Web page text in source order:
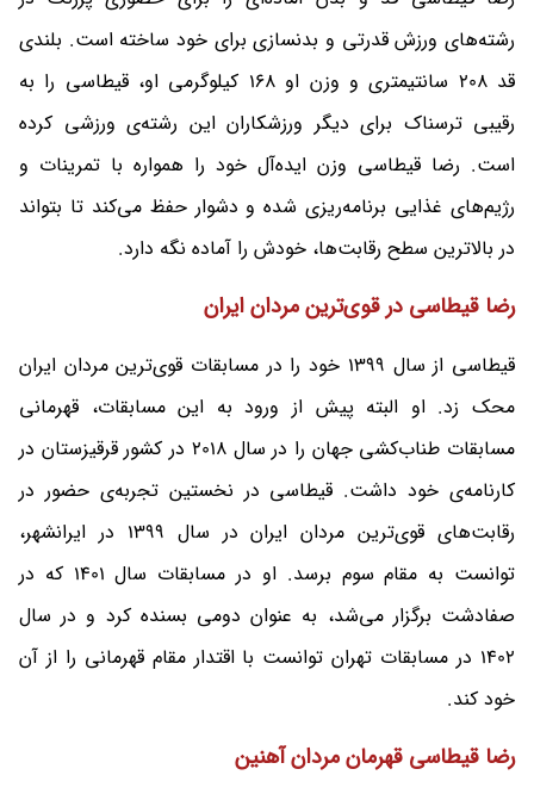
رشته‌های ورزش قدرتی و بدنسازی برای خود ساخته است. بلندی
قد 208 سانتیمتری و وزن او 168 کیلوگرمی او، قیطاسی را به
رقیبی ترسناک برای دیگر ورزشکاران این رشته‌ی ورزشی کرده
است. رضا قیطاسی وزن ایده‌آل خود را همواره با تمرینات و
رژیم‌های غذایی برنامه‌ریزی شده و دشوار حفظ می‌کند تا بتواند
در بالاترین سطح رقابت‌ها، خودش را آماده نگه دارد.
رضا قیطاسی در قوی‌ترین مردان ایران
قیطاسی از سال 1399 خود را در مسابقات قوی‌ترین مردان ایران
محک زد. او البته پیش از ورود به این مسابقات، قهرمانی
مسابقات طناب‌کشی جهان را در سال 2018 در کشور قرقیزستان در
کارنامه‌ی خود داشت. قیطاسی در نخستین تجربه‌ی حضور در
رقابت‌های قوی‌ترین مردان ایران در سال 1399 در ایرانشهر،
توانست به مقام سوم برسد. او در مسابقات سال 1401 که در
صفادشت برگزار می‌شد، به عنوان دومی بسنده کرد و در سال
1402 در مسابقات تهران توانست با اقتدار مقام قهرمانی را از آن
خود کند.
رضا قیطاسی قهرمان مردان آهنین